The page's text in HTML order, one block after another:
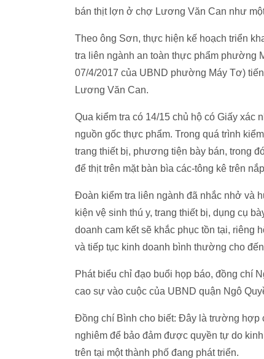
bán thịt lợn ở chợ Lương Văn Can như
Theo ông Sơn, thực hiện kế hoạch triển
tra liên ngành an toàn thực phẩm phường
07/4/2017 của UBND phường Máy Tơ)
Lương Văn Can.
Qua kiểm tra có 14/15 chủ hộ có Giấy
nguồn gốc thực phẩm. Trong quá trình
trang thiết bị, phương tiện bày bán, trong
để thịt trên mặt bàn bìa các-tông kê trên
Đoàn kiểm tra liên ngành đã nhắc nhở và
kiện vệ sinh thú y, trang thiết bị, dụng cụ
doanh cam kết sẽ khắc phục tồn tại, riêng
và tiếp tục kinh doanh bình thường cho
Phát biểu chỉ đạo buổi họp báo, đồng chí
cao sự vào cuộc của UBND quận Ngô
Đồng chí Bình cho biết: Đây là trường hợp
nghiêm để bảo đảm được quyền tự do
trên tại một thành phố đang phát triển.